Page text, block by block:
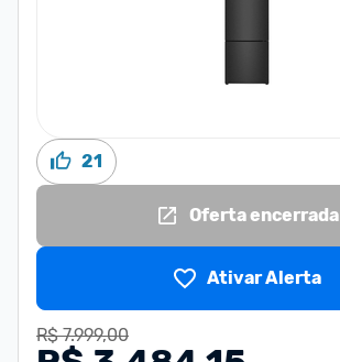
21
Oferta encerrada
Ativar Alerta
R$ 7.999,00